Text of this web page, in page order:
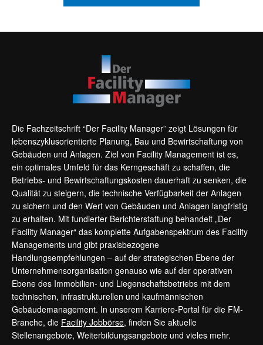
Die Fachzeitschrift “Der Facility Manager” zeigt Lösungen für
lebenszyklusorientierte Planung, Bau und Bewirtschaftung von
Gebäuden und Anlagen. Ziel von Facility Management ist es,
ein optimales Umfeld für das Kerngeschäft zu schaffen, die
Betriebs- und Bewirtschaftungskosten dauerhaft zu senken, die
Qualität zu steigern, die technische Verfügbarkeit der Anlagen
zu sichern und den Wert von Gebäuden und Anlagen langfristig
zu erhalten. Mit fundierter Berichterstattung behandelt „Der
Facility Manager“ das komplette Aufgabenspektrum des Facility
Managements und gibt praxisbezogene
Handlungsempfehlungen – auf der strategischen Ebene der
Unternehmensorganisation genauso wie auf der operativen
Ebene des Immobilien- und Liegenschaftsbetriebs mit dem
technischen, infrastrukturellen und kaufmännischen
Gebäudemanagement. In unserem Karriere-Portal für die FM-
Branche, die Facility Jobbörse, finden Sie aktuelle
Stellenangebote, Weiterbildungsangebote und vieles mehr.